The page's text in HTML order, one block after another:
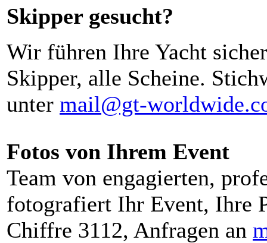
Skipper gesucht?
Wir führen Ihre Yacht
Skipper, alle Scheine.
unter mail@gt-
Fotos von Ihrem Event
Team von engagierten,
fotografiert Ihr Event, Ihre
Chiffre 3112, Anfragen an